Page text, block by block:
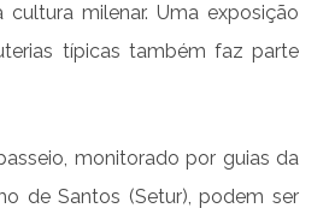
milenar. Uma exposição
típicas também faz parte
monitorado por guias da
de Santos (Setur), podem ser